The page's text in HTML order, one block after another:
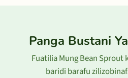
Panga Bustani
Fuatilia Mung Bean Sprout
baridi barafu